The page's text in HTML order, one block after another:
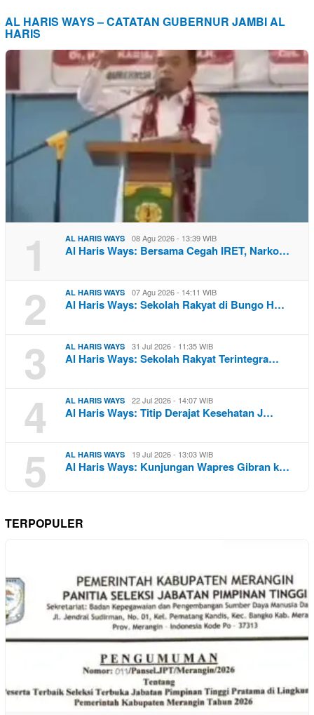
AL HARIS WAYS – CATATAN GUBERNUR JAMBI AL
HARIS
1 AL HARIS WAYS 08 Agu 2026 - 13:39 WIB
Al Haris Ways: Bersama Cegah IRET, Narko…
2 AL HARIS WAYS 07 Agu 2026 - 14:11 WIB
Al Haris Ways: Sekolah Rakyat di Bungo H…
3 AL HARIS WAYS 31 Jul 2026 - 11:35 WIB
Al Haris Ways: Sekolah Rakyat Terintegra…
4 AL HARIS WAYS 22 Jul 2026 - 14:07 WIB
Al Haris Ways: Titip Derajat Kesehatan J…
5 AL HARIS WAYS 19 Jul 2026 - 13:03 WIB
Al Haris Ways: Kunjungan Wapres Gibran k…
TERPOPULER